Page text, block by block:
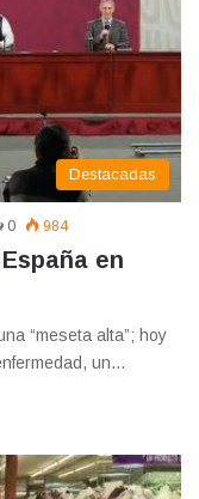
Destacadas
0 984
en
“meseta alta”; hoy
un…